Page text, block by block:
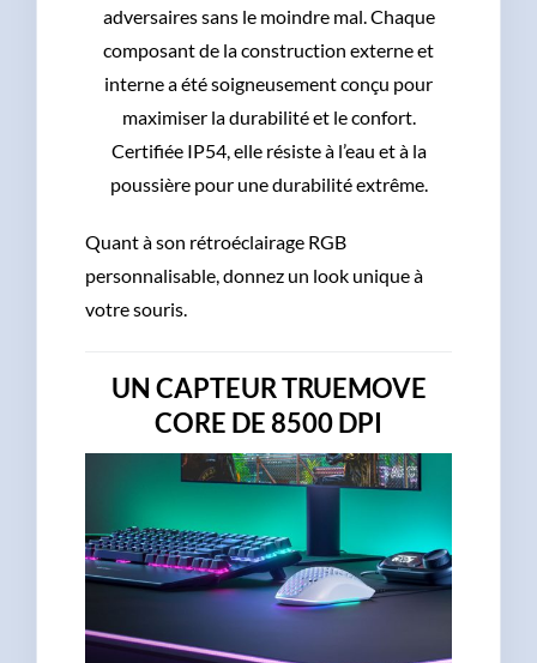
adversaires sans le moindre mal. Chaque
composant de la construction externe et
interne a été soigneusement conçu pour
maximiser la durabilité et le confort.
Certifiée IP54, elle résiste à l’eau et à la
poussière pour une durabilité extrême.
Quant à son rétroéclairage RGB
personnalisable, donnez un look unique à
votre souris.
UN CAPTEUR TRUEMOVE
CORE DE 8500 DPI